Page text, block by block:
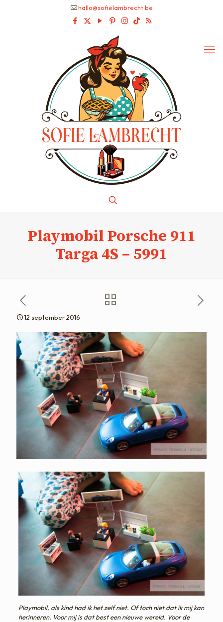
hallo@sofielambrecht.be
Playmobil Porsche 911
Targa 4S – 5991
12 september 2016
Playmobil, als kind had ik het zelf niet. Of toch niet dat ik mij kan
herinneren. Voor mij is dat best een nieuwe wereld. Voor de